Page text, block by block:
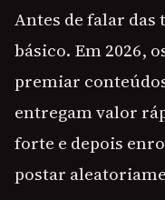
Antes de falar
básico. Em 2026,
premiar
entregam valor
forte e depois
postar